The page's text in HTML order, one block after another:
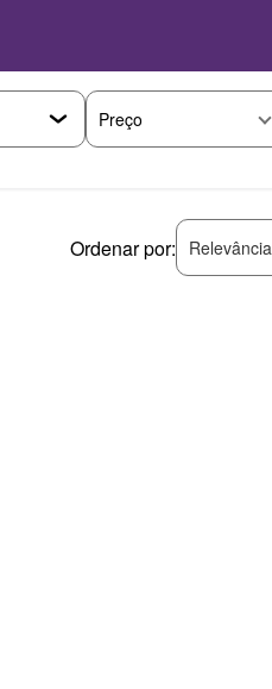
Preço
Ordenar por: Relevância